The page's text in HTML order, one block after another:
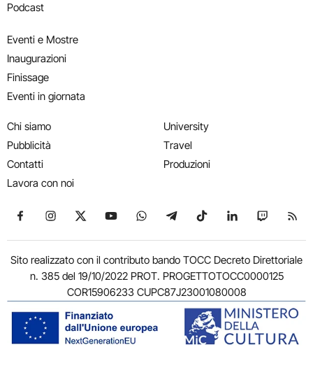
Podcast
Eventi e Mostre
Inaugurazioni
Finissage
Eventi in giornata
Chi siamo
Pubblicità
Contatti
Lavora con noi
University
Travel
Produzioni
Seguici su Facebook
Seguici su Instagram
Seguici su X
Seguici su YouTube
Seguici su WhatsApp
Seguici su Telegram
Seguici su TikTok
Seguici su
Seguici
Sito realizzato con il contributo bando TOCC Decreto Direttoriale
n. 385 del 19/10/2022 PROT. PROGETTOTOCC0000125
COR15906233 CUPC87J23001080008